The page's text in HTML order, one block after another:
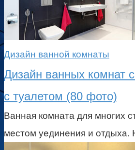
Дизайн ванной комнаты
Дизайн ванных комнат
с туалетом (80 фото)
Ванная комната для многих
местом уединения и отдыха.